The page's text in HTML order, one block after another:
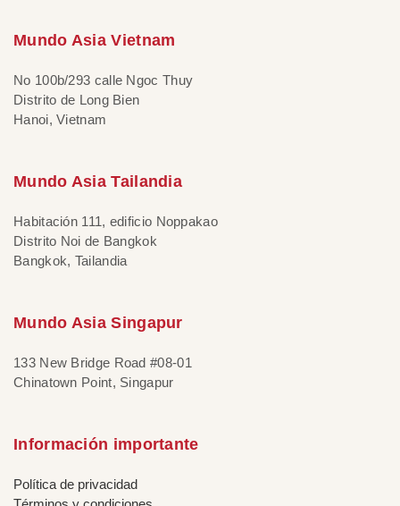
Mundo Asia Vietnam
No 100b/293 calle Ngoc Thuy
Distrito de Long Bien
Hanoi, Vietnam
Mundo Asia Tailandia
Habitación 111, edificio Noppakao
Distrito Noi de Bangkok
Bangkok, Tailandia
Mundo Asia Singapur
133 New Bridge Road #08-01
Chinatown Point, Singapur
Información importante
Política de privacidad